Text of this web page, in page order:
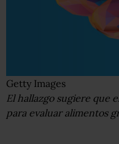
Getty Images
El hallazgo sugiere que
para evaluar alimentos